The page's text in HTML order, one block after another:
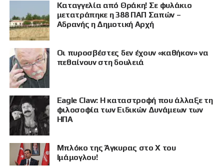
ΠΡΟΒΟΛΗ
Καταγγελία από Θράκη! Σε φυλάκιο
μετατράπηκε η 388 ΠΑΠ Σαπών –
Αδρανής η Δημοτική Αρχή
Οι πυροσβέστες δεν έχουν «καθήκον» να
πεθαίνουν στη δουλειά
Eagle Claw: Η καταστροφή που άλλαξε τη
φιλοσοφία των Ειδικών Δυνάμεων των
ΗΠΑ
Μπλόκο της Άγκυρας στο X του
Ιμάμογλου!